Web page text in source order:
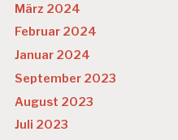
März 2024
Februar 2024
Januar 2024
September 2023
August 2023
Juli 2023